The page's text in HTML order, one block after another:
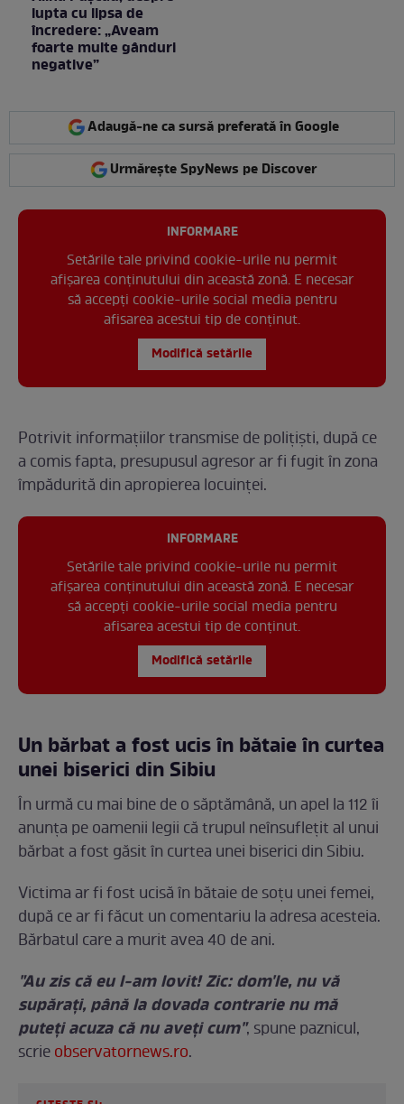
lupta cu lipsa de
încredere: „Aveam
foarte multe gânduri
negative”
Adaugă-ne ca sursă preferată în Google
Urmărește SpyNews pe Discover
INFORMARE
Setările tale privind cookie-urile nu permit
afișarea conținutului din această zonă. E necesar
să accepți cookie-urile social media pentru
afisarea acestui tip de conținut.
Modifică setările
Potrivit informațiilor transmise de polițiști, după ce
a comis fapta, presupusul agresor ar fi fugit în zona
împădurită din apropierea locuinţei.
INFORMARE
Setările tale privind cookie-urile nu permit
afișarea conținutului din această zonă. E necesar
să accepți cookie-urile social media pentru
afisarea acestui tip de conținut.
Modifică setările
Un bărbat a fost ucis în bătaie în curtea
unei biserici din Sibiu
În urmă cu mai bine de o săptămână, un apel la 112 îi
anunța pe oamenii legii că trupul neînsuflețit al unui
bărbat a fost găsit în curtea unei biserici din Sibiu.
Victima ar fi fost ucisă în bătaie de soțu unei femei,
după ce ar fi făcut un comentariu la adresa acesteia.
Bărbatul care a murit avea 40 de ani.
"Au zis că eu l-am lovit! Zic: dom'le, nu vă
supăraţi, până la dovada contrarie nu mă
puteţi acuza că nu aveţi cum", spune paznicul,
scrieobservatornews.ro.